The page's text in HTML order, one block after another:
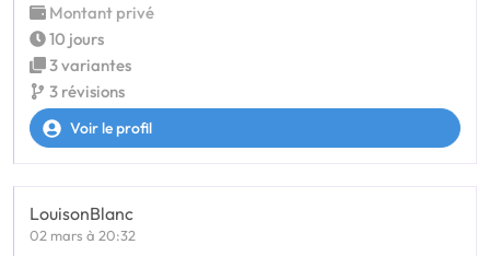
Montant privé
10 jours
3 variantes
3 révisions
Voir le profil
LouisonBlanc
02 mars à 20:32